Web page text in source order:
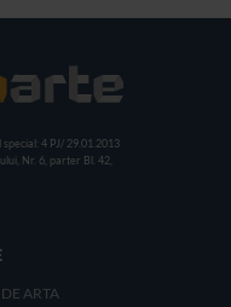
4 PJ/ 29.01.2013
Nr. 6, parter Bl. 42,
ARTA